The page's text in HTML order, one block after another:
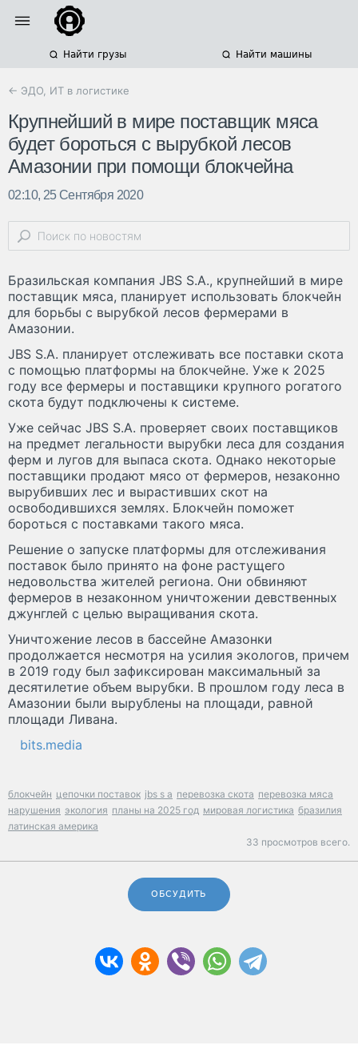
Найти грузы Найти машины
← ЭДО, ИТ в логистике
Крупнейший в мире поставщик мяса
будет бороться с вырубкой лесов
Амазонии при помощи блокчейна
02:10, 25 Сентября 2020
Бразильская компания JBS S.A., крупнейший в мире
поставщик мяса, планирует использовать блокчейн
для борьбы с вырубкой лесов фермерами в
Амазонии.
JBS S.A. планирует отслеживать все поставки скота
с помощью платформы на блокчейне. Уже к 2025
году все фермеры и поставщики крупного рогатого
скота будут подключены к системе.
Уже сейчас JBS S.A. проверяет своих поставщиков
на предмет легальности вырубки леса для создания
ферм и лугов для выпаса скота. Однако некоторые
поставщики продают мясо от фермеров, незаконно
вырубивших лес и вырастивших скот на
освободившихся землях. Блокчейн поможет
бороться с поставками такого мяса.
Решение о запуске платформы для отслеживания
поставок было принято на фоне растущего
недовольства жителей региона. Они обвиняют
фермеров в незаконном уничтожении девственных
джунглей с целью выращивания скота.
Уничтожение лесов в бассейне Амазонки
продолжается несмотря на усилия экологов, причем
в 2019 году был зафиксирован максимальный за
десятилетие объем вырубки. В прошлом году леса в
Амазонии были вырублены на площади, равной
площади Ливана.
bits.media
блокчейн цепочки поставок jbs s a перевозка скота перевозка мяса
нарушения экология планы на 2025 год мировая логистика бразилия
латинская америка
33 просмотров всего.
ОБСУДИТЬ